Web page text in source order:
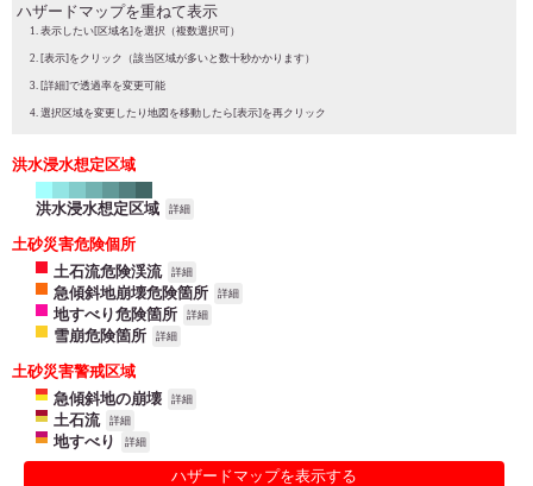
ハザードマップを重ねて表示
表示したい[区域名]を選択（複数選択可）
[表示]をクリック（該当区域が多いと数十秒かかります）
[詳細]で透過率を変更可能
選択区域を変更したり地図を移動したら[表示]を再クリック
洪水浸水想定区域
洪水浸水想定区域 詳細
土砂災害危険個所
土石流危険渓流
詳細
急傾斜地崩壊危険箇所 詳細
地すべり危険箇所 詳細
雪崩危険箇所 詳細
土砂災害警戒区域
急傾斜地の崩壊
詳細
土石流 詳細
地すべり 詳細
ハザードマップを表示する